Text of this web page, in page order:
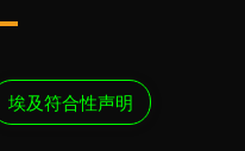
埃及符合性声明